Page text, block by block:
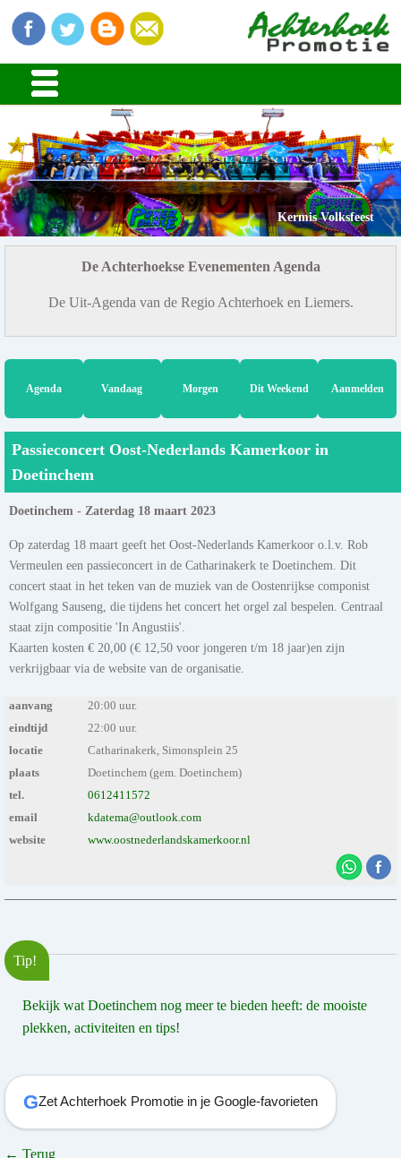
Kermis Volksfeest
De Achterhoekse Evenementen Agenda
De Uit-Agenda van de Regio Achterhoek en Liemers.
Agenda Vandaag Morgen Dit Weekend Aanmelden
Passieconcert Oost-Nederlands Kamerkoor in
Doetinchem
Doetinchem - Zaterdag 18 maart 2023
Op zaterdag 18 maart geeft het Oost-Nederlands Kamerkoor o.l.v. Rob
Vermeulen een passieconcert in de Catharinakerk te Doetinchem. Dit
concert staat in het teken van de muziek van de Oostenrijkse componist
Wolfgang Sauseng, die tijdens het concert het orgel zal bespelen. Centraal
staat zijn compositie 'In Angustiis'.
Kaarten kosten € 20,00 (€ 12,50 voor jongeren t/m 18 jaar)en zijn
verkrijgbaar via de website van de organisatie.
aanvang
20:00 uur.
eindtijd
22:00 uur.
locatie
Catharinakerk, Simonsplein 25
plaats
Doetinchem (gem. Doetinchem)
tel.
0612411572
email
kdatema@outlook.com
website
www.oostnederlandskamerkoor.nl
Tip!
Bekijk wat Doetinchem nog meer te bieden heeft: de mooiste
plekken, activiteiten en tips!
GZet Achterhoek Promotie in je Google-favorieten
← Terug